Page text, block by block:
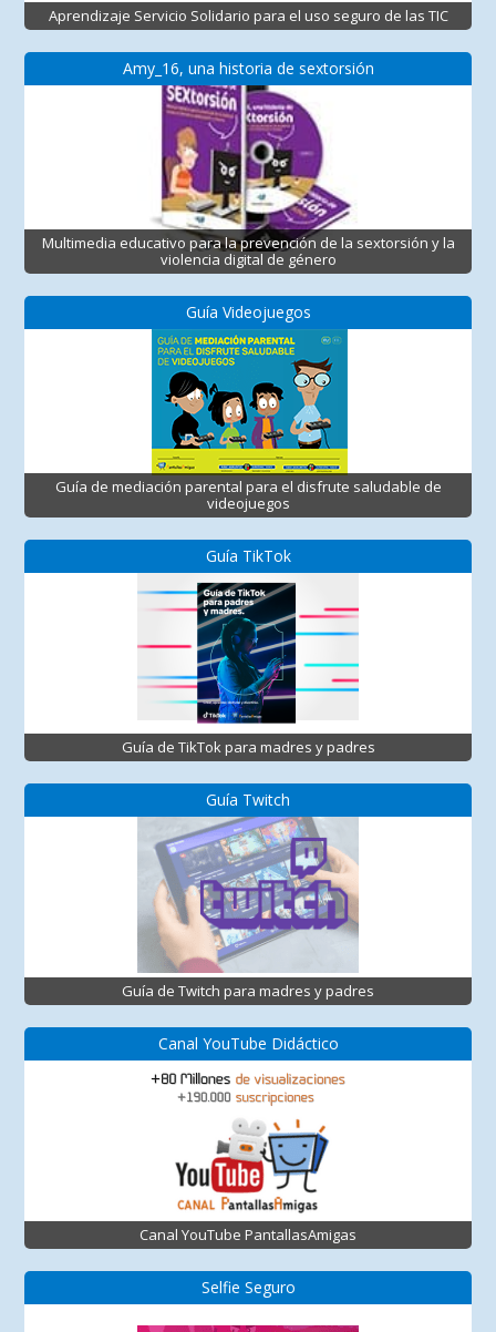
Aprendizaje Servicio Solidario para el uso seguro de las TIC
Amy_16, una historia de sextorsión
Multimedia educativo para la prevención de la sextorsión y la
violencia digital de género
Guía Videojuegos
Guía de mediación parental para el disfrute saludable de
videojuegos
Guía TikTok
Guía de TikTok para madres y padres
Guía Twitch
Guía de Twitch para madres y padres
Canal YouTube Didáctico
Canal YouTube PantallasAmigas
Selfie Seguro